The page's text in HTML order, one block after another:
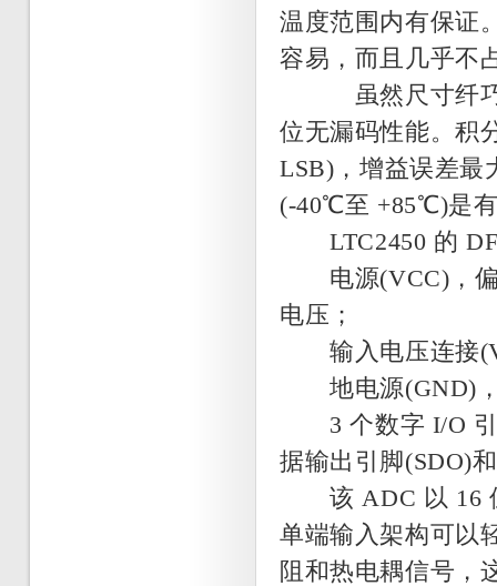
温度范围内有保证
容易，而且几乎不
虽然尺寸纤巧，
位无漏码性能。积
LSB)，增益误差最
(-40℃至 +85℃)是
LTC2450 的
电源(VCC)，偏
电压；
输入电压连接
地电源(GND)，
3 个数字 I/O 引
据输出引脚(SDO)
该 ADC 以 16 位
单端输入架构可以
阻和热电耦信号，